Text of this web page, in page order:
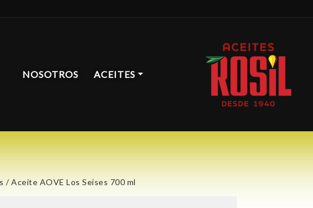
NOSOTROS ACEITES
/ Aceite AOVE Los Seises 700 ml